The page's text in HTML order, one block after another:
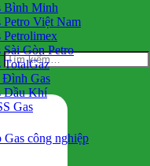
Bình Minh
Petro Việt Nam
Petrolimex
Sài Gòn Petro
TotalGaz
Đình Gas
Dầu Khí
Gas
Gas công nghiệp